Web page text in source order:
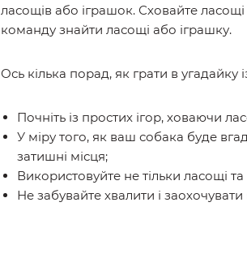
ласощів або іграшок. Сховайте
команду знайти ласощі або іграшку.
Ось кілька порад, як грати в угадайку
Почніть із простих ігор, ховаючи
У міру того, як ваш собака буде
затишні місця;
Використовуйте не тільки ласощі
Не забувайте хвалити і